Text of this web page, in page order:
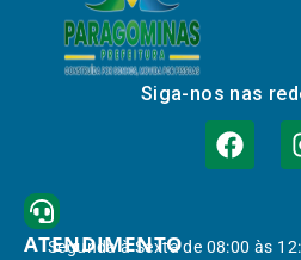
Siga-nos nas
ATENDIMENTO
Segunda à Sexta de 08:00 às